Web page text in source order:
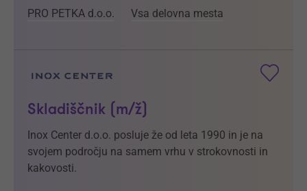
PRO PETKA d.o.o. Vsa delovna mesta
Skladiščnik (m/ž)
Inox Center d.o.o. posluje že od leta 1990 in je na
svojem področju na samem vrhu v strokovnosti in
kakovosti.